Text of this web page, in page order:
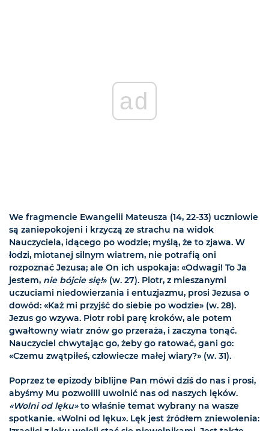
ad
We fragmencie Ewangelii Mateusza (14, 22-33) uczniowie
są zaniepokojeni i krzyczą ze strachu na widok
Nauczyciela, idącego po wodzie; myślą, że to zjawa. W
łodzi, miotanej silnym wiatrem, nie potrafią oni
rozpoznać Jezusa; ale On ich uspokaja: «Odwagi! To Ja
jestem, nie bójcie się!» (w. 27). Piotr, z mieszanymi
uczuciami niedowierzania i entuzjazmu, prosi Jezusa o
dowód: «Każ mi przyjść do siebie po wodzie» (w. 28).
Jezus go wzywa. Piotr robi parę kroków, ale potem
gwałtowny wiatr znów go przeraża, i zaczyna tonąć.
Nauczyciel chwytając go, żeby go ratować, gani go:
«Czemu zwątpiłeś, człowiecze małej wiary?» (w. 31).
Poprzez te epizody biblijne Pan mówi dziś do nas i prosi,
abyśmy Mu pozwolili uwolnić nas od naszych lęków.
«Wolni od lęku»to właśnie temat wybrany na wasze
spotkanie. «Wolni od lęku». Lęk jest źródłem zniewolenia: